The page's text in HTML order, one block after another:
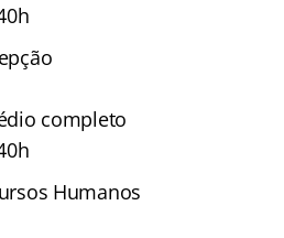
completo
Humanos